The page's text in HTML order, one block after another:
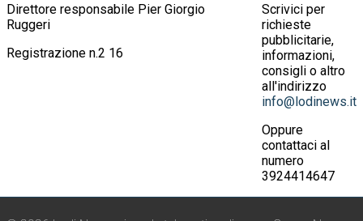
Direttore responsabile Pier Giorgio
Ruggeri
Registrazione n.2 16
Scrivici per
richieste
pubblicitarie,
informazioni,
consigli o altro
all'indirizzo
info@lodinews.it
Oppure
contattaci al
numero
3924414647